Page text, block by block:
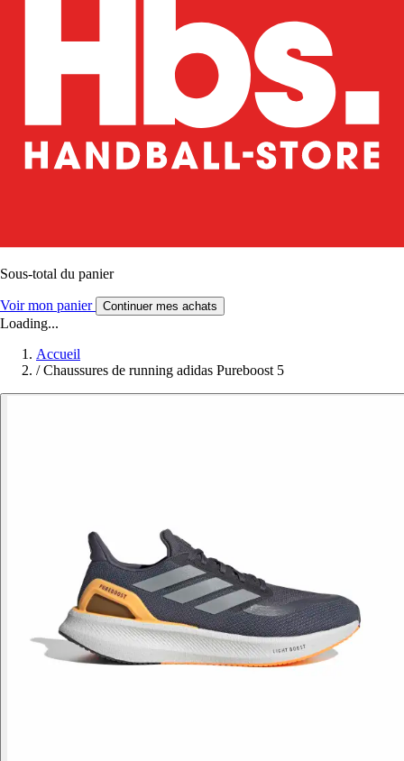
Sous-total du panier
Voir mon panier Continuer mes achats
Loading...
Accueil
/ Chaussures de running adidas Pureboost 5